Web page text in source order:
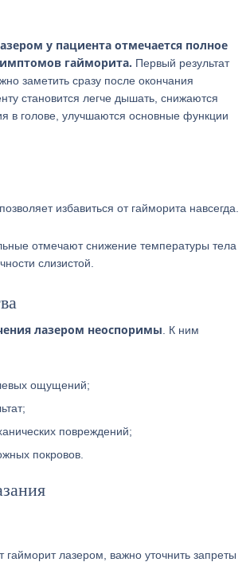
у пациента отмечается полное
гайморита. Первый результат
заметить сразу после окончания
становится легче дышать, снижаются
в голове, улучшаются основные функции
избавиться от гайморита навсегда.
отмечают снижение температуры тела
слизистой.
лазером неоспоримы . К ним
ощущений;
повреждений;
покровов.
гайморит лазером, важно уточнить запреты